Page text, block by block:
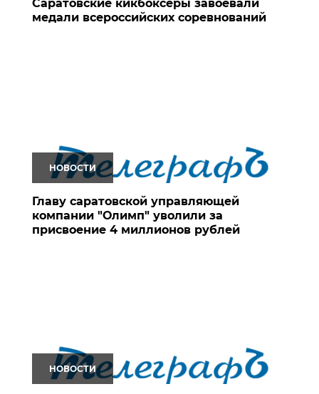
Саратовские кикбоксеры завоевали
медали всероссийских соревнований
НОВОСТИ
Главу саратовской управляющей
компании "Олимп" уволили за
присвоение 4 миллионов рублей
НОВОСТИ